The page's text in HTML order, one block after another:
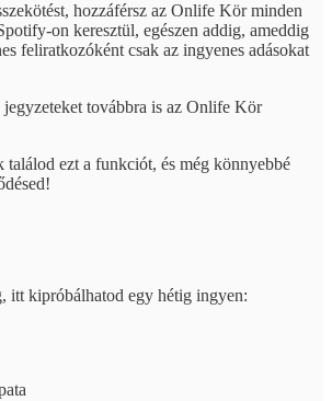
hozzáférsz az Onlife Kör minden
on keresztül, egészen addig, ameddig
feliratkozóként csak az ingyenes adásokat
továbbra is az Onlife Kör
találod ezt a funkciót, és még könnyebbé
itt kipróbálhatod egy hétig ingyen: